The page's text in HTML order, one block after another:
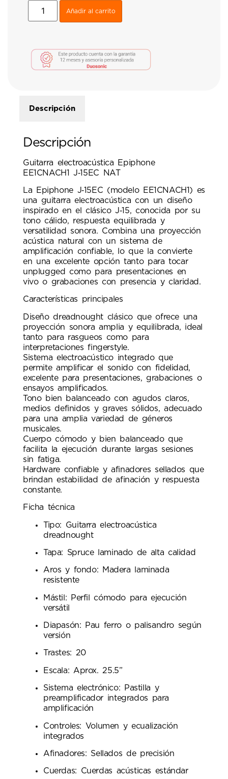
Añadir al carrito
Descripción
Descripción
Guitarra electroacústica Epiphone
EE1CNACH1 J‑15EC NAT
La Epiphone J‑15EC (modelo EE1CNACH1) es
una guitarra electroacústica con un diseño
inspirado en el clásico J‑15, conocida por su
tono cálido, respuesta equilibrada y
versatilidad sonora. Combina una proyección
acústica natural con un sistema de
amplificación confiable, lo que la convierte
en una excelente opción tanto para tocar
unplugged como para presentaciones en
vivo o grabaciones con presencia y claridad.
Características principales
Diseño dreadnought clásico que ofrece una
proyección sonora amplia y equilibrada, ideal
tanto para rasgueos como para
interpretaciones fingerstyle.
Sistema electroacústico integrado que
permite amplificar el sonido con fidelidad,
excelente para presentaciones, grabaciones o
ensayos amplificados.
Tono bien balanceado con agudos claros,
medios definidos y graves sólidos, adecuado
para una amplia variedad de géneros
musicales.
Cuerpo cómodo y bien balanceado que
facilita la ejecución durante largas sesiones
sin fatiga.
Hardware confiable y afinadores sellados que
brindan estabilidad de afinación y respuesta
constante.
Ficha técnica
Tipo: Guitarra electroacústica
dreadnought
Tapa: Spruce laminado de alta calidad
Aros y fondo: Madera laminada
resistente
Mástil: Perfil cómodo para ejecución
versátil
Diapasón: Pau ferro o palisandro según
versión
Trastes: 20
Escala: Aprox. 25.5”
Sistema electrónico: Pastilla y
preamplificador integrados para
amplificación
Controles: Volumen y ecualización
integrados
Afinadores: Sellados de precisión
Cuerdas: Cuerdas acústicas estándar